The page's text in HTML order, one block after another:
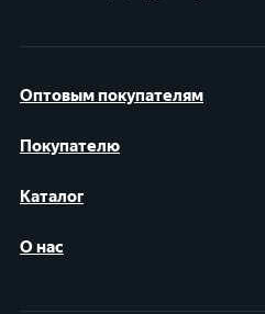
Оптовым покупателям
Покупателю
Каталог
О нас